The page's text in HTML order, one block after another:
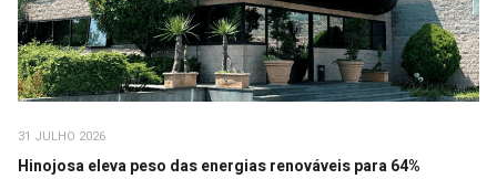
31 JULHO 2026
Hinojosa eleva peso das energias renováveis para 64%